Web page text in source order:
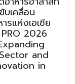
บเคลื่อน
รแห่งเอเชีย
2026
and
in